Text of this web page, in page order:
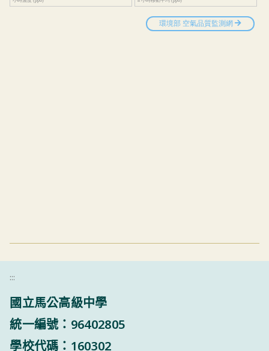
:::
國立馬公高級中學
統一編號：96402805
學校代碼：160302